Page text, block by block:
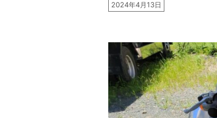
2024年4月13日